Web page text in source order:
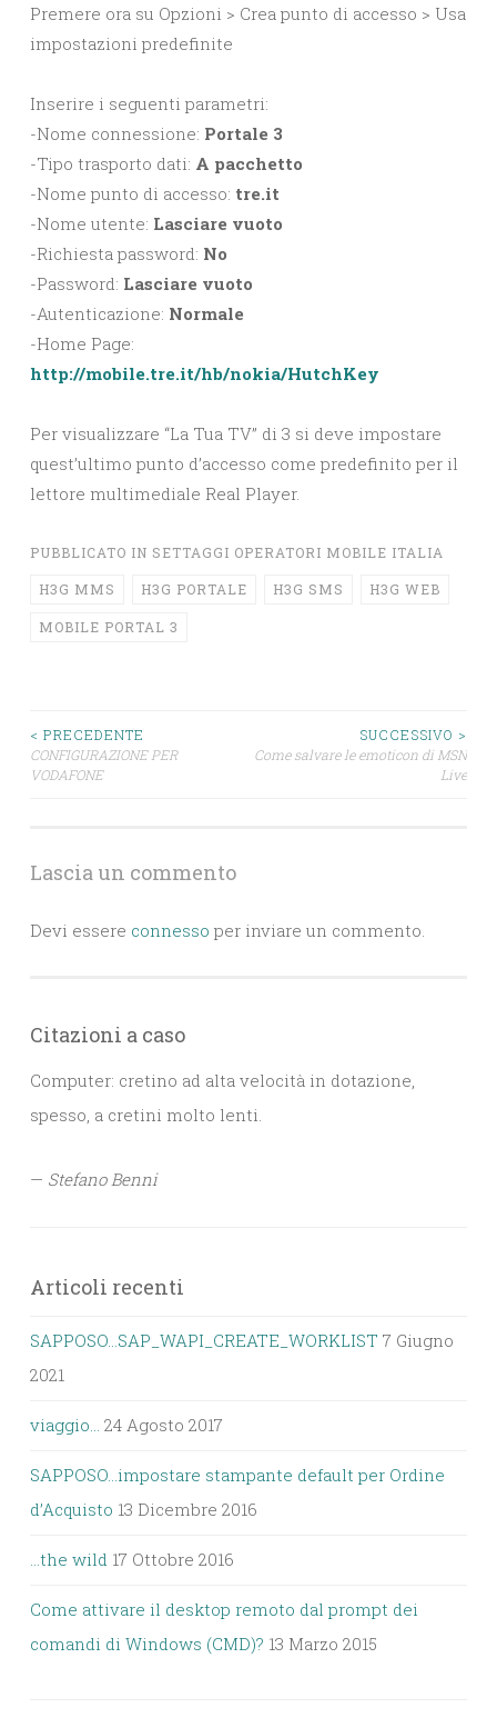
Premere ora su Opzioni > Crea punto di accesso > Usa
impostazioni predefinite
Inserire i seguenti parametri:
-Nome connessione: Portale 3
-Tipo trasporto dati: A pacchetto
-Nome punto di accesso: tre.it
-Nome utente: Lasciare vuoto
-Richiesta password: No
-Password: Lasciare vuoto
-Autenticazione: Normale
-Home Page:
http://mobile.tre.it/hb/nokia/HutchKey
Per visualizzare “La Tua TV” di 3 si deve impostare
quest’ultimo punto d’accesso come predefinito per il
lettore multimediale Real Player.
PUBBLICATO IN SETTAGGI OPERATORI MOBILE ITALIA
H3G MMS H3G PORTALE H3G SMS H3G WEB
MOBILE PORTAL 3
Navigazione
articoli
< PRECEDENTE
CONFIGURAZIONE PER
VODAFONE
SUCCESSIVO >
Come salvare le emoticon di MSN
Live
Lascia un commento
Devi essere connesso per inviare un commento.
Citazioni a caso
Computer: cretino ad alta velocità in dotazione,
spesso, a cretini molto lenti.
— Stefano Benni
Articoli recenti
SAPPOSO…SAP_WAPI_CREATE_WORKLIST 7 Giugno
2021
viaggio… 24 Agosto 2017
SAPPOSO…impostare stampante default per Ordine
d’Acquisto 13 Dicembre 2016
…the wild 17 Ottobre 2016
Come attivare il desktop remoto dal prompt dei
comandi di Windows (CMD)? 13 Marzo 2015